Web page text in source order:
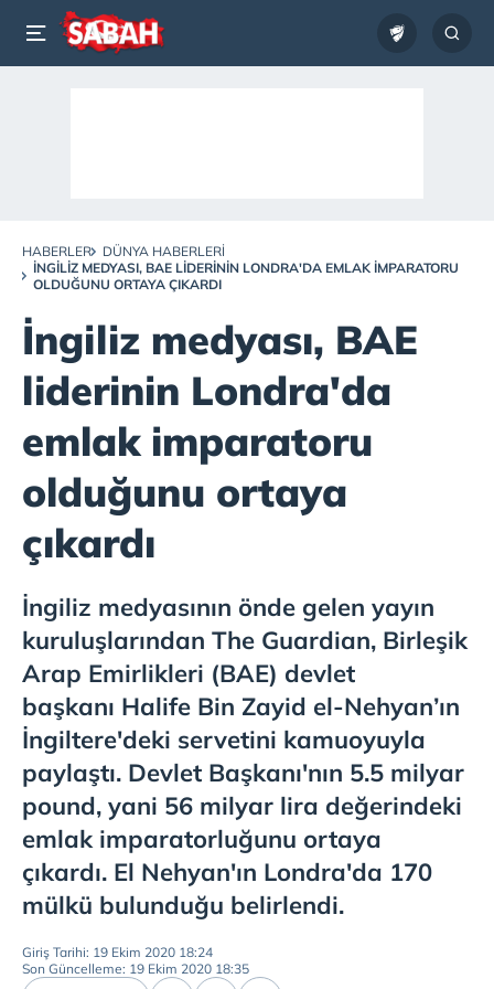
HABERLER
DÜNYA HABERLERI
İNGILIZ MEDYASI, BAE LIDERININ LONDRA'DA EMLAK IMPARATORU
OLDUĞUNU ORTAYA ÇIKARDI
İngiliz medyası, BAE
liderinin Londra'da
emlak imparatoru
olduğunu ortaya
çıkardı
İngiliz medyasının önde gelen yayın
kuruluşlarından The Guardian, Birleşik
Arap Emirlikleri (BAE) devlet
başkanı Halife Bin Zayid el-Nehyan’ın
İngiltere'deki servetini kamuoyuyla
paylaştı. Devlet Başkanı'nın 5.5 milyar
pound, yani 56 milyar lira değerindeki
emlak imparatorluğunu ortaya
çıkardı. El Nehyan'ın Londra'da 170
mülkü bulunduğu belirlendi.
Giriş Tarihi: 19 Ekim 2020 18:24
Son Güncelleme: 19 Ekim 2020 18:35